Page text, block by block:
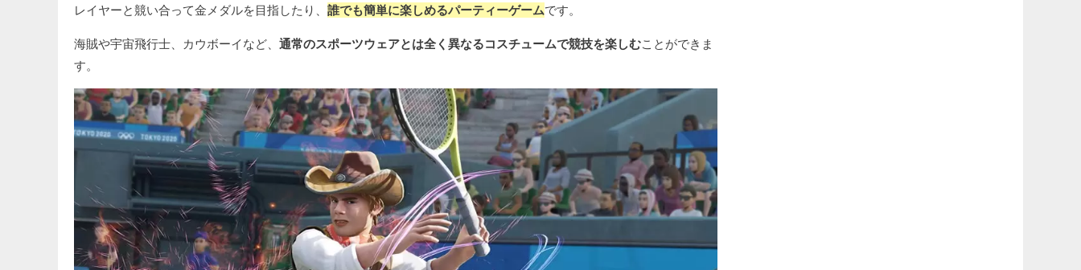
レイヤーと競い合って金メダルを目指したり、 誰でも簡単に楽しめるパーティーゲームです。
海賊や宇宙飛行士、カウボーイなど、 通常のスポーツウェアとは全く異なるコスチュームで競技を楽しむことができま
す。